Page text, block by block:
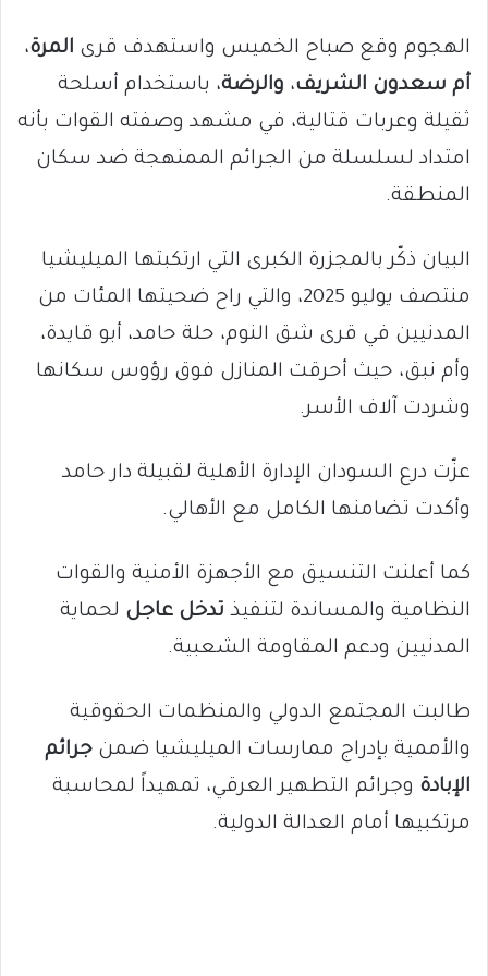
الهجوم وقع صباح الخميس واستهدف قرى المرة،
أم سعدون الشريف، والرضة، باستخدام أسلحة
ثقيلة وعربات قتالية، في مشهد وصفته القوات بأنه
امتداد لسلسلة من الجرائم الممنهجة ضد سكان
المنطقة.
البيان ذكّر بالمجزرة الكبرى التي ارتكبتها الميليشيا
منتصف يوليو 2025، والتي راح ضحيتها المئات من
المدنيين في قرى شق النوم، حلة حامد، أبو قايدة،
وأم نبق، حيث أحرقت المنازل فوق رؤوس سكانها
وشردت آلاف الأسر.
عزّت درع السودان الإدارة الأهلية لقبيلة دار حامد
وأكدت تضامنها الكامل مع الأهالي.
كما أعلنت التنسيق مع الأجهزة الأمنية والقوات
النظامية والمساندة لتنفيذ تدخل عاجل لحماية
المدنيين ودعم المقاومة الشعبية.
طالبت المجتمع الدولي والمنظمات الحقوقية
والأممية بإدراج ممارسات الميليشيا ضمن جرائم
الإبادة وجرائم التطهير العرقي، تمهيداً لمحاسبة
مرتكبيها أمام العدالة الدولية.